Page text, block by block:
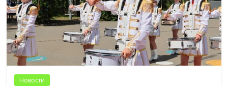
Новости